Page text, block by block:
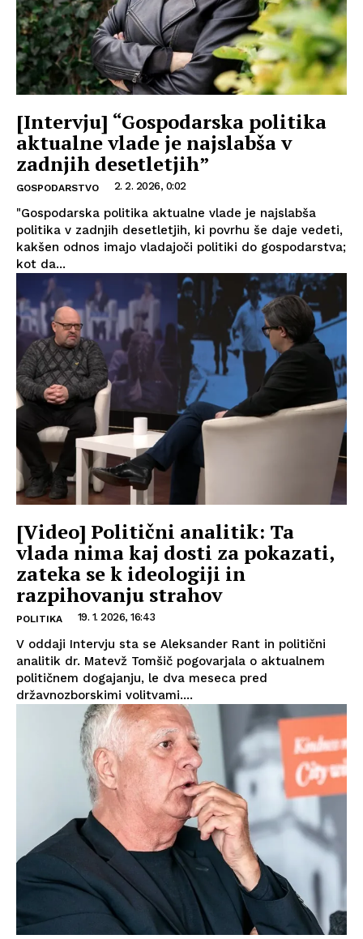
[Intervju] “Gospodarska politika
aktualne vlade je najslabša v
zadnjih desetletjih”
GOSPODARSTVO 2. 2. 2026, 0:02
"Gospodarska politika aktualne vlade je najslabša
politika v zadnjih desetletjih, ki povrhu še daje vedeti,
kakšen odnos imajo vladajoči politiki do gospodarstva;
kot da...
[Video] Politični analitik: Ta
vlada nima kaj dosti za pokazati,
zateka se k ideologiji in
razpihovanju strahov
POLITIKA 19. 1. 2026, 16:43
V oddaji Intervju sta se Aleksander Rant in politični
analitik dr. Matevž Tomšič pogovarjala o aktualnem
političnem dogajanju, le dva meseca pred
državnozborskimi volitvami....